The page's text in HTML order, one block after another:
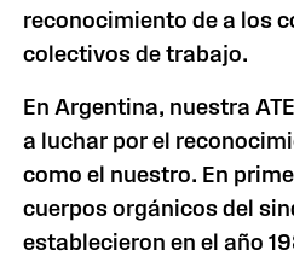
reconocimiento de a los
colectivos de trabajo.
En Argentina, nuestra
a luchar por el
como el nuestro. En
cuerpos orgánicos del
establecieron en el año